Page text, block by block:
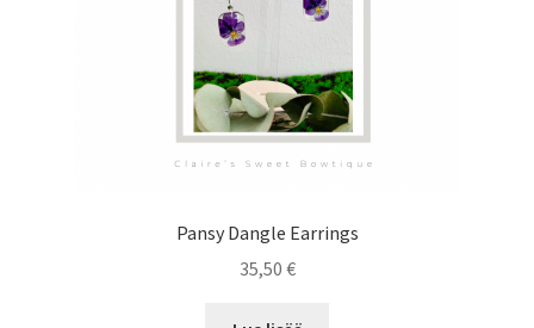
Pansy Dangle Earrings
35,50 €